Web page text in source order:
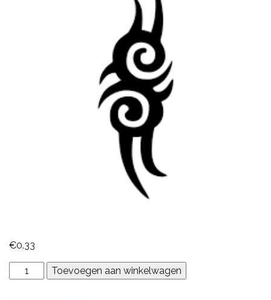
€0.33
Tribal
1
Toevoegen aan winkelwagen